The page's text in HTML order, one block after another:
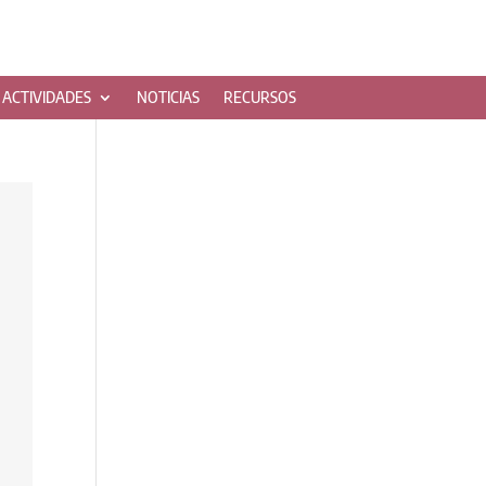
ACTIVIDADES NOTICIAS RECURSOS